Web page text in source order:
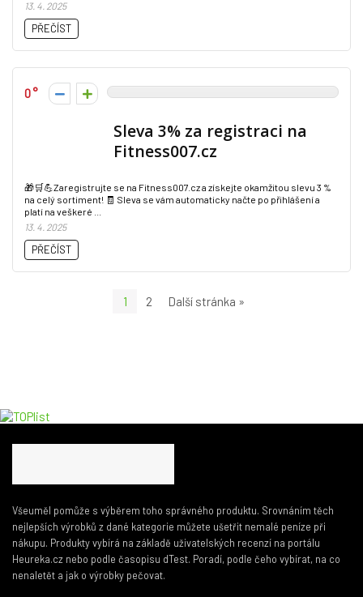
13. 4. 2025
PŘEČÍST
0
Sleva 3% za registraci na
Fitness007.cz
🎁🛒💪Zaregistrujte se na Fitness007.cz a získejte okamžitou slevu 3 %
na celý sortiment! 🧾 Sleva se vám automaticky načte po přihlášení a
platí na veškeré ...
13. 4. 2025
PŘEČÍST
1 2 Další stránka »
Všeuměl pomůže s výběrem toho správného produktu. Srovnáním těch
nejlepších výrobků z dané kategorie můžete ušetřit nemalé peníze při
nákupu. Produkty vybírá na základě uživatelských recenzí na portálu
Heureka.cz nebo podle časopisu dTest. Poradí, podle čeho vybírat, na co
nenaletět a jak o výrobky pečovat.